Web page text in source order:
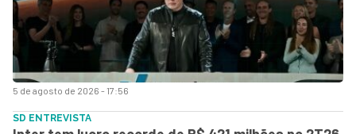
5 de agosto de 2026 - 17:56
SD ENTREVISTA